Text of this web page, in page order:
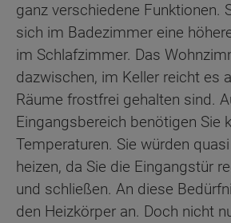
ganz verschiedene Funktionen.
sich im Badezimmer eine
im Schlafzimmer. Das
dazwischen, im Keller reicht es
Räume frostfrei gehalten sind.
Eingangsbereich benötigen Sie
Temperaturen. Sie würden
heizen, da Sie die Eingangstür
und schließen. An diese
den Heizkörper an. Doch nicht